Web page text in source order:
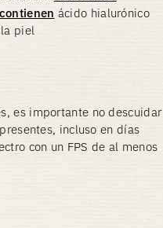
ácido hialurónico
piel
es importante no descuidar
incluso en días
con un FPS de al menos